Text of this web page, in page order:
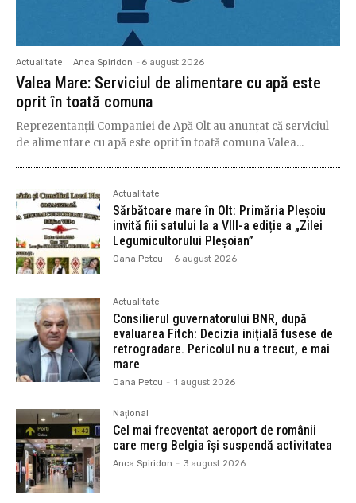
Actualitate Anca Spiridon - 6 august 2026
Valea Mare: Serviciul de alimentare cu apă este
oprit în toată comuna
Reprezentanții Companiei de Apă Olt au anunțat că serviciul
de alimentare cu apă este oprit în toată comuna Valea...
Actualitate
Sărbătoare mare în Olt: Primăria Pleșoiu
invită fiii satului la a VIII-a ediție a „Zilei
Legumicultorului Pleșoian”
Oana Petcu - 6 august 2026
Actualitate
Consilierul guvernatorului BNR, după
evaluarea Fitch: Decizia inițială fusese de
retrogradare. Pericolul nu a trecut, e mai
mare
Oana Petcu - 1 august 2026
Naţional
Cel mai frecventat aeroport de românii
care merg Belgia își suspendă activitatea
Anca Spiridon - 3 august 2026